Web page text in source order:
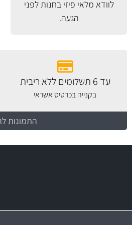
לוודא מלאי פיזי בחנות לפני
הגעה.
עד 6 תשלומים ללא ריבית
בקנייה בכרטיס אשראי
התמונות
משלוח מהיר